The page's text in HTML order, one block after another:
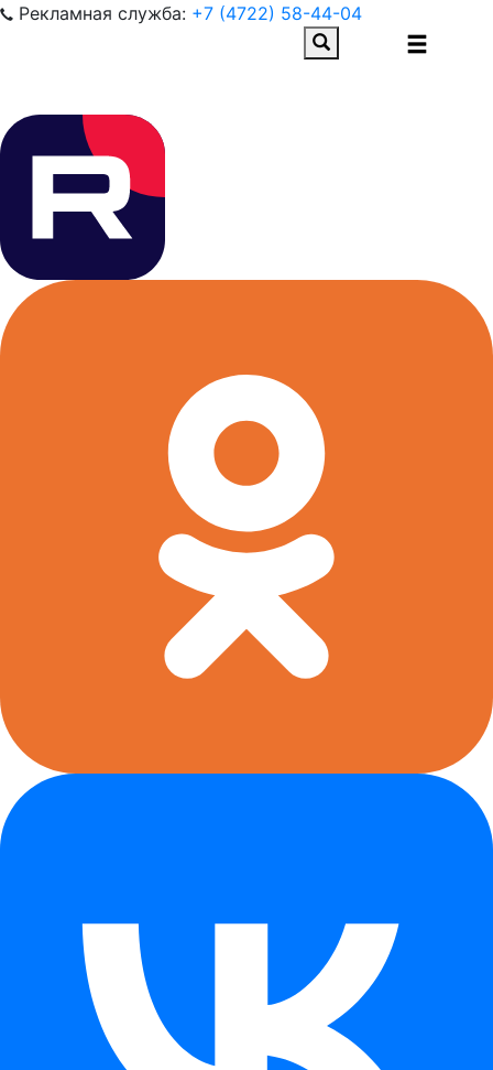
Рекламная служба: +7 (4722) 58-44-04